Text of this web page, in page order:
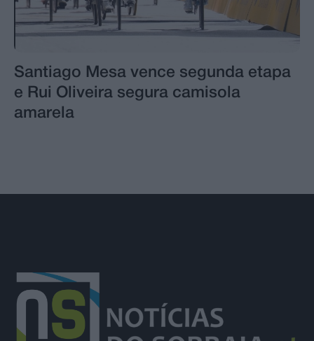
Santiago Mesa vence segunda etapa
e Rui Oliveira segura camisola
amarela